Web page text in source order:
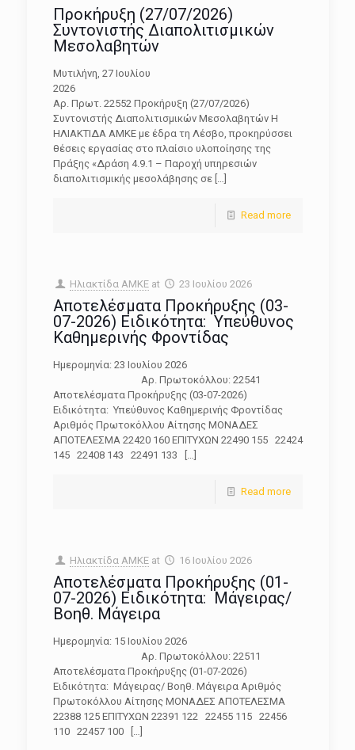
Προκήρυξη (27/07/2026)
Συντονιστής Διαπολιτισμικών
Μεσολαβητών
Μυτιλήνη, 27 Ιουλίου
Αρ. Πρωτ. 22552 Προκήρυξη (27/07/2026)
Συντονιστής Διαπολιτισμικών Μεσολαβητών Η
ΗΛΙΑΚΤΙΔΑ ΑΜΚΕ με έδρα τη Λέσβο, προκηρύσσει
θέσεις εργασίας στο πλαίσιο υλοποίησης της
Πράξης «Δράση 4.9.1 – Παροχή υπηρεσιών
διαπολιτισμικής μεσολάβησης σε[…]
Read more
Ηλιακτίδα ΑΜΚΕ at 23 Ιουλίου 2026
Αποτελέσματα Προκήρυξης (03-
07-2026) Ειδικότητα: Υπεύθυνος
Καθημερινής Φροντίδας
Ημερομηνία: 23 Ιουλίου 2026
Αρ. Πρωτοκόλλου: 22541
Αποτελέσματα Προκήρυξης (03-07-2026)
Ειδικότητα: Υπεύθυνος Καθημερινής Φροντίδας
Αριθμός Πρωτοκόλλου Αίτησης ΜΟΝΑΔΕΣ
ΑΠΟΤΕΛΕΣΜΑ 22420 160 ΕΠΙΤΥΧΩΝ 22490 155 22424
145 22408 143 22491 133
[…]
Read more
Ηλιακτίδα ΑΜΚΕ at 16 Ιουλίου 2026
Αποτελέσματα Προκήρυξης (01-
07-2026) Ειδικότητα: Μάγειρας/
Βοηθ. Μάγειρα
Ημερομηνία: 15 Ιουλίου 2026
Αρ. Πρωτοκόλλου: 22511
Αποτελέσματα Προκήρυξης (01-07-2026)
Ειδικότητα: Μάγειρας/ Βοηθ. Μάγειρα Αριθμός
Πρωτοκόλλου Αίτησης ΜΟΝΑΔΕΣ ΑΠΟΤΕΛΕΣΜΑ
22388 125 ΕΠΙΤΥΧΩΝ 22391 122 22455 115 22456
110 22457 100
[…]